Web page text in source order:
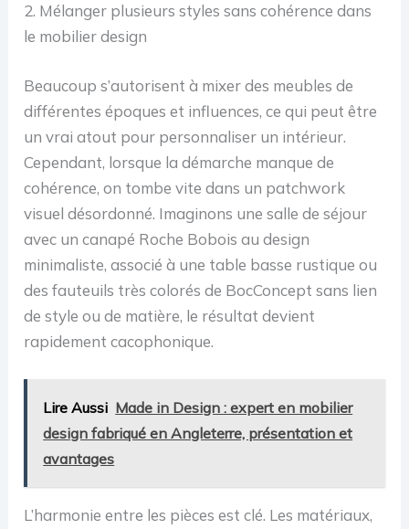
2. Mélanger plusieurs styles sans cohérence dans
le mobilier design
Beaucoup s’autorisent à mixer des meubles de
différentes époques et influences, ce qui peut être
un vrai atout pour personnaliser un intérieur.
Cependant, lorsque la démarche manque de
cohérence, on tombe vite dans un patchwork
visuel désordonné. Imaginons une salle de séjour
avec un canapé Roche Bobois au design
minimaliste, associé à une table basse rustique ou
des fauteuils très colorés de BocConcept sans lien
de style ou de matière, le résultat devient
rapidement cacophonique.
Lire Aussi Made in Design : expert en mobilier
design fabriqué en Angleterre, présentation et
avantages
L’harmonie entre les pièces est clé. Les matériaux,